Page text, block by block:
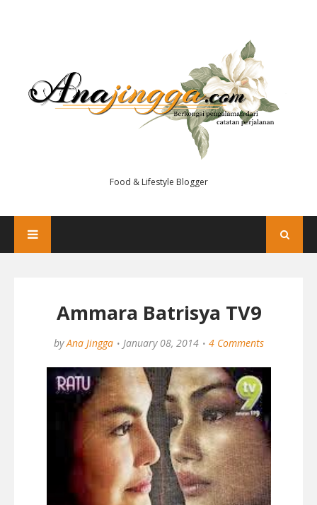
Food & Lifestyle Blogger
Ammara Batrisya TV9
by Ana Jingga January 08, 2014 4 Comments